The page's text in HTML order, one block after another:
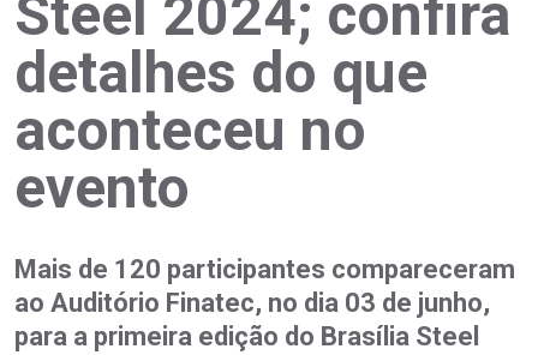
Steel 2024; confira
detalhes do que
aconteceu no
evento
Mais de 120 participantes compareceram
ao Auditório Finatec, no dia 03 de junho,
para a primeira edição do Brasília Steel